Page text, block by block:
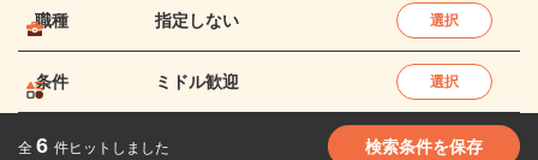
職種 指定しない 選択
条件 ミドル歓迎 選択
全 6 件ヒットしました 検索条件を保存